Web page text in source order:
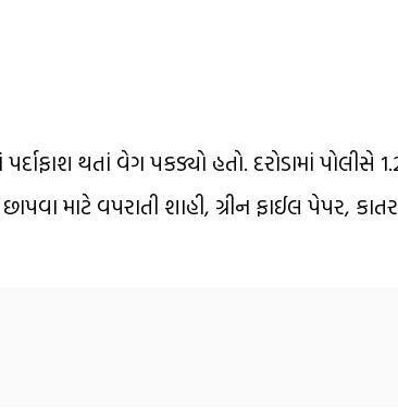
થતાં વેગ પકડ્યો હતો. દરોડામાં પોલીસે
માટે વપરાતી શાહી, ગ્રીન ફાઈલ પેપર, કાતર